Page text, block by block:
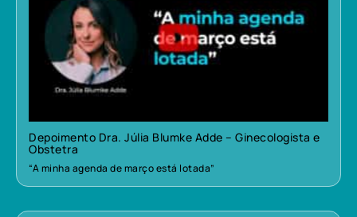
Depoimento Dra. Júlia Blumke Adde – Ginecologista e
Obstetra
“A minha agenda de março está lotada”